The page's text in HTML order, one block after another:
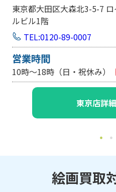
東京都大田区大森北3-5-7 ロ
ルビル1階
TEL:0120-89-0007
営業時間
10時～18時（日・祝休み）
東京店詳
絵画買取